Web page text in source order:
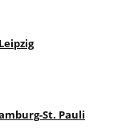
St. Pauli